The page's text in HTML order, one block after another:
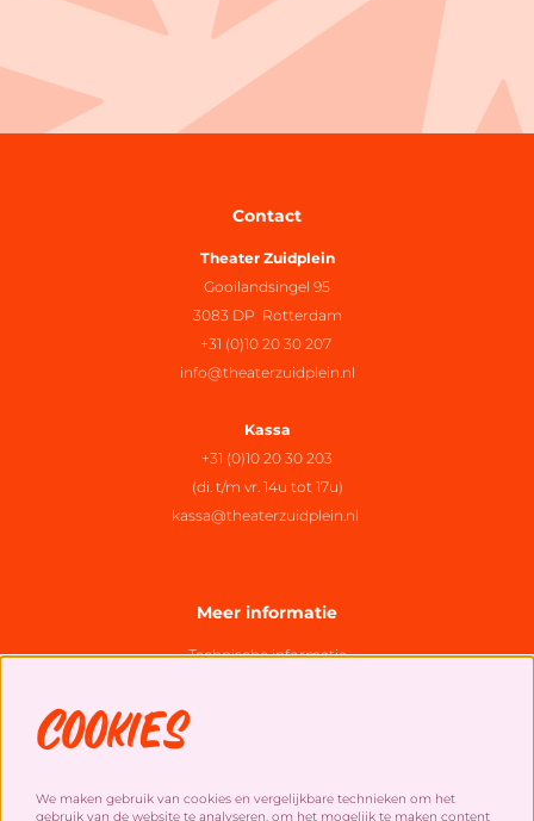
Contact
Theater Zuidplein
Gooilandsingel 95
3083 DP Rotterdam
+31 (0)10 20 30 207
info@theaterzuidplein.nl
Kassa
+31 (0)10 20 30 203
(di. t/m vr. 14u tot 17u)
kassa@theaterzuidplein.nl
Meer informatie
Technische informatie
Algemene bezoekersvoorwaarden
Cookies
Cookies
We maken gebruik van cookies en vergelijkbare technieken om het
gebruik van de website te analyseren, om het mogelijk te maken content